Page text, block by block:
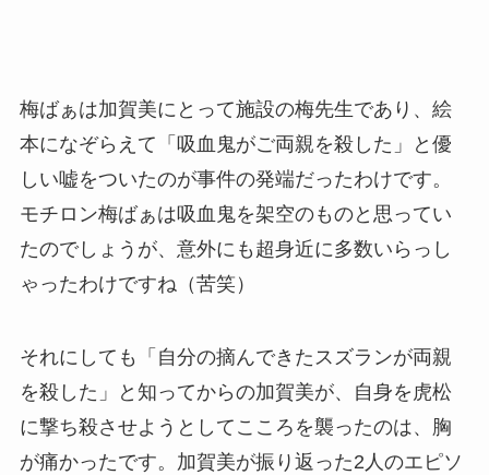
梅ばぁは加賀美にとって施設の梅先生であり、絵
本になぞらえて「吸血鬼がご両親を殺した」と優
しい嘘をついたのが事件の発端だったわけです。
モチロン梅ばぁは吸血鬼を架空のものと思ってい
たのでしょうが、意外にも超身近に多数いらっし
ゃったわけですね（苦笑）
それにしても「自分の摘んできたスズランが両親
を殺した」と知ってからの加賀美が、自身を虎松
に撃ち殺させようとしてこころを襲ったのは、胸
が痛かったです。加賀美が振り返った2人のエピソ